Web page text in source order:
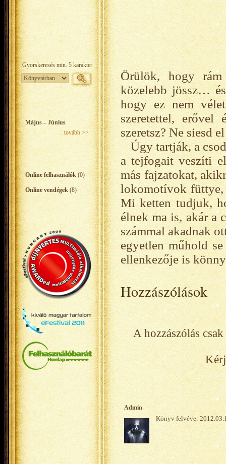
Május – Június
tovább >>
Online felhasználók (0)
Online vendégek (8)
Örülök, hogy
közelebb jössz…
hogy ez nem
szeretettel,
szeretsz? Ne siesd
Úgy tartják, a
a tejfogait veszíti
más fajzatokat,
lokomotívok füttye,
Mi ketten tudjuk,
élnek ma is, akár a
számmal akadnak
egyetlen műhold
ellenkezője is
Hozzászólások
A hozzászólás
Admin
Könyv felvéve: